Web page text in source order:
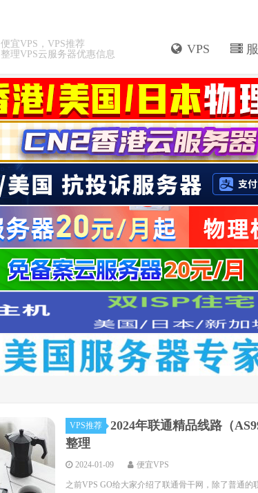
便宜VPS，VPS推荐
整理VPS云服务器优惠信息
VPS
VPS推荐
2024年联通精品线路（
整理
2024-01-09 便宜VPS
之前VPS GO给大家介绍了联通骨干网，除了普通